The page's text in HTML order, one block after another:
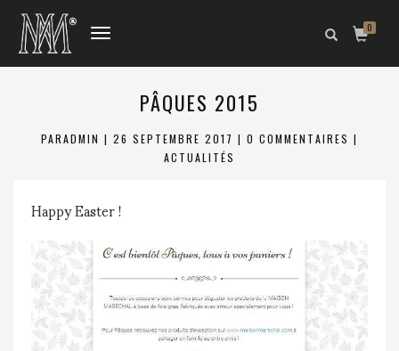
DÉPLIER
0
PÂQUES 2015
PARADMIN | 26 SEPTEMBRE 2017 | 0 COMMENTAIRES |
ACTUALITÉS
Happy Easter !